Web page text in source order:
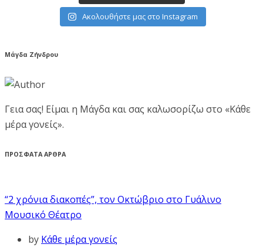
Ακολουθήστε μας στο Instagram
Μάγδα Ζήνδρου
Γεια σας! Είμαι η Μάγδα και σας καλωσορίζω στο «Κάθε
μέρα γονείς».
ΠΡΟΣΦΑΤΑ ΑΡΘΡΑ
“2 χρόνια διακοπές”, τον Οκτώβριο στο Γυάλινο
Μουσικό Θέατρο
by Κάθε μέρα γονείς